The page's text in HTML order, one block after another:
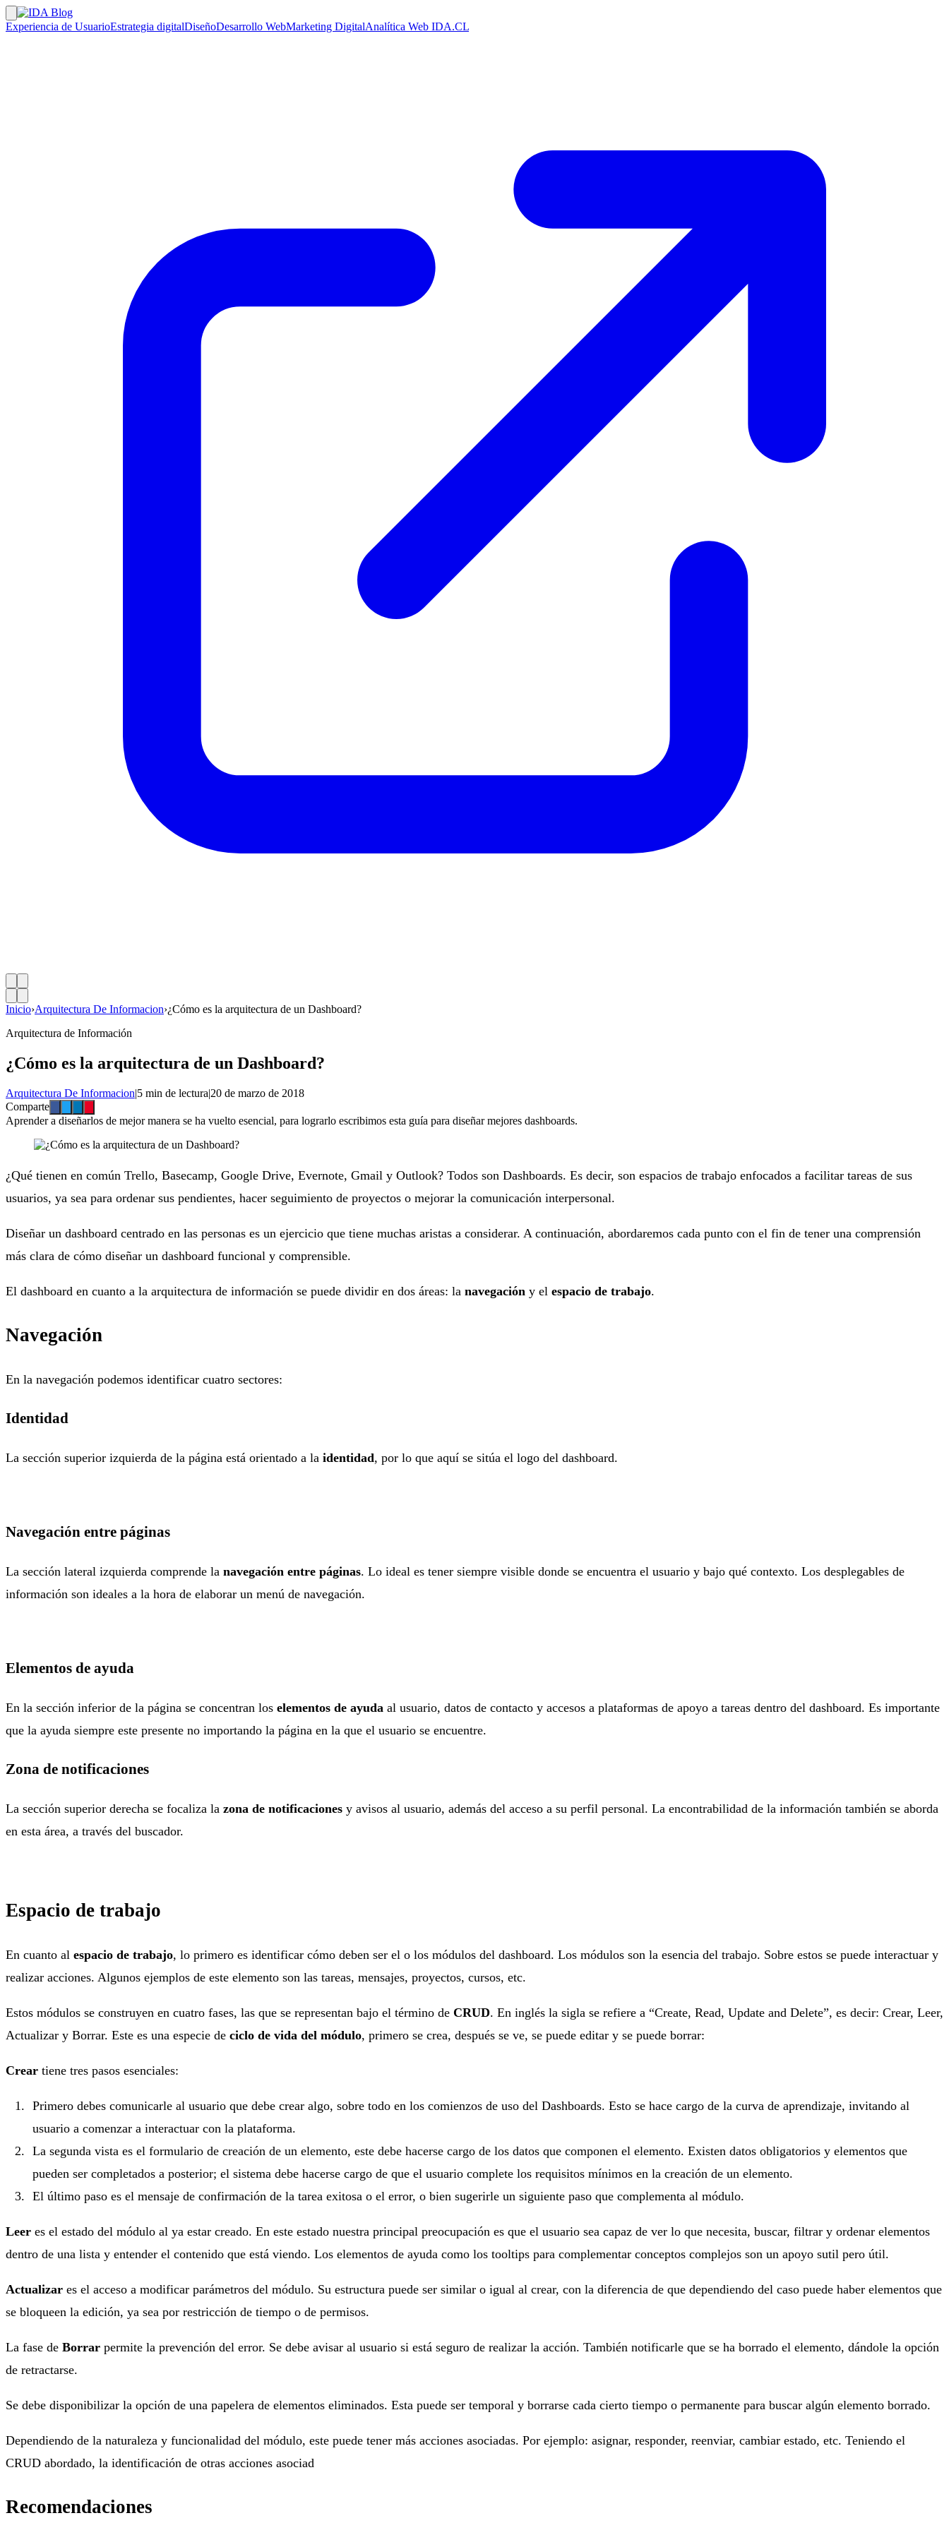
Experiencia de UsuarioEstrategia digitalDiseñoDesarrollo WebMarketing DigitalAnalítica Web IDA.CL
Inicio›Arquitectura De Informacion›¿Cómo es la arquitectura de un Dashboard?
Arquitectura de Información
¿Cómo es la arquitectura de un Dashboard?
Arquitectura De Informacion|5 min de lectura|20 de marzo de 2018
Comparte
Aprender a diseñarlos de mejor manera se ha vuelto esencial, para lograrlo escribimos esta guía para diseñar mejores dashboards.
¿Qué tienen en común Trello, Basecamp, Google Drive, Evernote, Gmail y Outlook? Todos son Dashboards. Es decir, son espacios de trabajo enfocados a facilitar tareas de sus
usuarios, ya sea para ordenar sus pendientes, hacer seguimiento de proyectos o mejorar la comunicación interpersonal.
Diseñar un dashboard centrado en las personas es un ejercicio que tiene muchas aristas a considerar. A continuación, abordaremos cada punto con el fin de tener una comprensión
más clara de cómo diseñar un dashboard funcional y comprensible.
El dashboard en cuanto a la arquitectura de información se puede dividir en dos áreas: la navegación y el espacio de trabajo.
Navegación
En la navegación podemos identificar cuatro sectores:
Identidad
La sección superior izquierda de la página está orientado a la identidad, por lo que aquí se sitúa el logo del dashboard.
Navegación entre páginas
La sección lateral izquierda comprende la navegación entre páginas. Lo ideal es tener siempre visible donde se encuentra el usuario y bajo qué contexto. Los desplegables de
información son ideales a la hora de elaborar un menú de navegación.
Elementos de ayuda
En la sección inferior de la página se concentran los elementos de ayuda al usuario, datos de contacto y accesos a plataformas de apoyo a tareas dentro del dashboard. Es importante
que la ayuda siempre este presente no importando la página en la que el usuario se encuentre.
Zona de notificaciones
La sección superior derecha se focaliza la zona de notificaciones y avisos al usuario, además del acceso a su perfil personal. La encontrabilidad de la información también se aborda
en esta área, a través del buscador.
Espacio de trabajo
En cuanto al espacio de trabajo, lo primero es identificar cómo deben ser el o los módulos del dashboard. Los módulos son la esencia del trabajo. Sobre estos se puede interactuar y
realizar acciones. Algunos ejemplos de este elemento son las tareas, mensajes, proyectos, cursos, etc.
Estos módulos se construyen en cuatro fases, las que se representan bajo el término de CRUD. En inglés la sigla se refiere a “Create, Read, Update and Delete”, es decir: Crear, Leer,
Actualizar y Borrar. Este es una especie de ciclo de vida del módulo, primero se crea, después se ve, se puede editar y se puede borrar:
Crear tiene tres pasos esenciales:
Primero debes comunicarle al usuario que debe crear algo, sobre todo en los comienzos de uso del Dashboards. Esto se hace cargo de la curva de aprendizaje, invitando al
usuario a comenzar a interactuar con la plataforma.
La segunda vista es el formulario de creación de un elemento, este debe hacerse cargo de los datos que componen el elemento. Existen datos obligatorios y elementos que
pueden ser completados a posterior; el sistema debe hacerse cargo de que el usuario complete los requisitos mínimos en la creación de un elemento.
El último paso es el mensaje de confirmación de la tarea exitosa o el error, o bien sugerirle un siguiente paso que complementa al módulo.
Leer es el estado del módulo al ya estar creado. En este estado nuestra principal preocupación es que el usuario sea capaz de ver lo que necesita, buscar, filtrar y ordenar elementos
dentro de una lista y entender el contenido que está viendo. Los elementos de ayuda como los tooltips para complementar conceptos complejos son un apoyo sutil pero útil.
Actualizar es el acceso a modificar parámetros del módulo. Su estructura puede ser similar o igual al crear, con la diferencia de que dependiendo del caso puede haber elementos que
se bloqueen la edición, ya sea por restricción de tiempo o de permisos.
La fase de Borrar permite la prevención del error. Se debe avisar al usuario si está seguro de realizar la acción. También notificarle que se ha borrado el elemento, dándole la opción
de retractarse.
Se debe disponibilizar la opción de una papelera de elementos eliminados. Esta puede ser temporal y borrarse cada cierto tiempo o permanente para buscar algún elemento borrado.
Dependiendo de la naturaleza y funcionalidad del módulo, este puede tener más acciones asociadas. Por ejemplo: asignar, responder, reenviar, cambiar estado, etc. Teniendo el
CRUD abordado, la identificación de otras acciones asociad
Recomendaciones